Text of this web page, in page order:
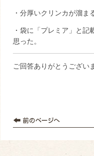
・分厚いクリンカが溜ま
・袋に「プレミア」と
思った。
ご回答ありがとうござい